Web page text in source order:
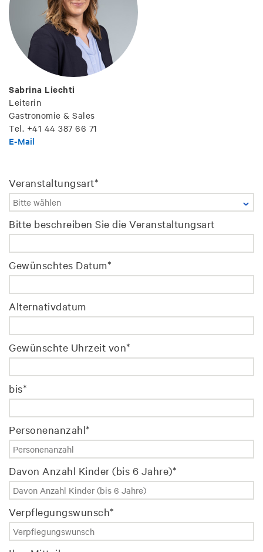
Sabrina Liechti
Leiterin
Gastronomie & Sales
Tel. +41 44 387 66 71
E-Mail
Veranstaltungsart*
Bitte beschreiben Sie die Veranstaltungsart
Gewünschtes Datum*
Alternativdatum
Gewünschte Uhrzeit von*
bis*
Personenanzahl*
Davon Anzahl Kinder (bis 6 Jahre)*
Verpflegungswunsch*